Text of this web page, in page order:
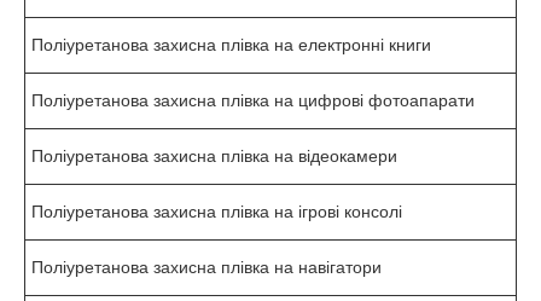
Поліуретанова захисна плівка на електронні книги
Поліуретанова захисна плівка на цифрові фотоапарати
Поліуретанова захисна плівка на відеокамери
Поліуретанова захисна плівка на ігрові консолі
Поліуретанова захисна плівка на навігатори